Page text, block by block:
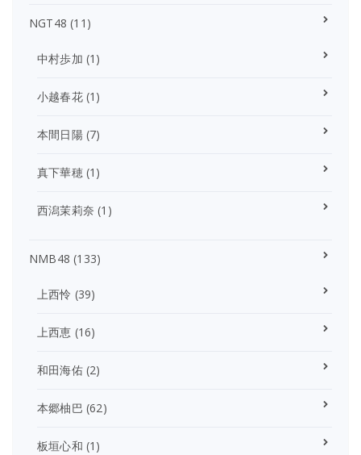
NGT48 (11)
中村歩加 (1)
小越春花(1)
本間日陽(7)
真下華穂(1)
西潟茉莉奈 (1)
NMB48 (133)
上西怜 (39)
上西恵 (16)
和田海佑(2)
本郷柚巴 (62)
板垣心和 (1)